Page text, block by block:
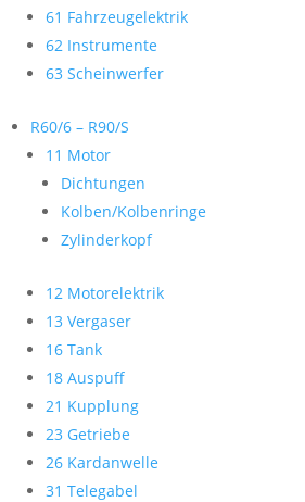
61 Fahrzeugelektrik
62 Instrumente
63 Scheinwerfer
R60/6 – R90/S
11 Motor
Dichtungen
Kolben/Kolbenringe
Zylinderkopf
12 Motorelektrik
13 Vergaser
16 Tank
18 Auspuff
21 Kupplung
23 Getriebe
26 Kardanwelle
31 Telegabel